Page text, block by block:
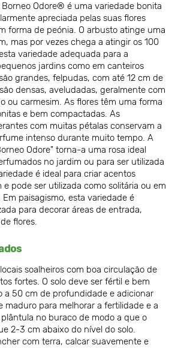
Odore® é uma variedade bonita
apreciada pelas suas flores
forma de peónia. O arbusto atinge uma
mas por vezes chega a atingir os 100
variedade adequada para a
jardins como em canteiros
grandes, felpudas, com até 12 cm de
densas, aveludadas, geralmente com
ou carmesim. As flores têm uma forma
e bem compactadas. As
com muitas pétalas conservam a
intenso durante muito tempo. A
Odore" torna-a uma rosa ideal
no jardim ou para ser utilizada
é ideal para criar acentos
pode ser utilizada como solitária ou em
paisagismo, esta variedade é
para decorar áreas de entrada,
flores.
soalheiros com boa circulação de
fortes. O solo deve ser fértil e bem
a 50 cm de profundidade e adicionar
maduro para melhorar a fertilidade e a
no buraco de modo a que o
2-3 cm abaixo do nível do solo.
com terra, calcar suavemente e